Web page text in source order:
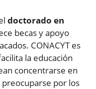
doctorado en
becas y apoyo
CONACYT es
la educación
concentrarse en
por los